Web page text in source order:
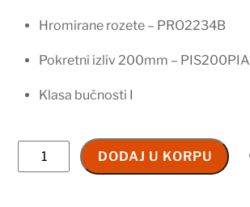
Hromirane rozete – PRO2234B
Pokretni izliv 200mm – PIS200PIA
Klasa bučnosti I
Baterija
za
DODAJ U KORPU